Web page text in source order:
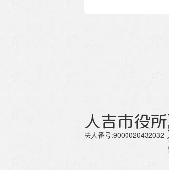
人吉市役所
法人番号:9000020432032